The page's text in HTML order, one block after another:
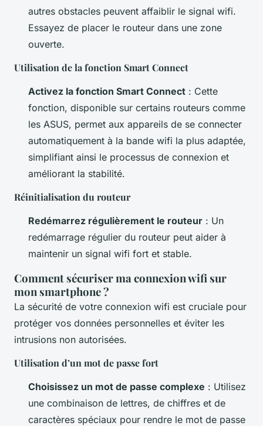
autres obstacles peuvent affaiblir le signal wifi.
Essayez de placer le routeur dans une zone
ouverte.
Utilisation de la fonction Smart Connect
Activez la fonction Smart Connect : Cette
fonction, disponible sur certains routeurs comme
les ASUS, permet aux appareils de se connecter
automatiquement à la bande wifi la plus adaptée,
simplifiant ainsi le processus de connexion et
améliorant la stabilité.
Réinitialisation du routeur
Redémarrez régulièrement le routeur : Un
redémarrage régulier du routeur peut aider à
maintenir un signal wifi fort et stable.
Comment sécuriser ma connexion wifi sur
mon smartphone ?
La sécurité de votre connexion wifi est cruciale pour
protéger vos données personnelles et éviter les
intrusions non autorisées.
Utilisation d’un mot de passe fort
Choisissez un mot de passe complexe : Utilisez
une combinaison de lettres, de chiffres et de
caractères spéciaux pour rendre le mot de passe